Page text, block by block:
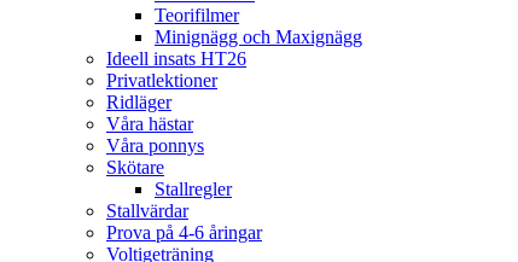
Teorifilmer
Minignägg och Maxignägg
Ideell insats HT26
Privatlektioner
Ridläger
Våra hästar
Våra ponnys
Skötare
Stallregler
Stallvärdar
Prova på 4-6 åringar
Voltigeträning